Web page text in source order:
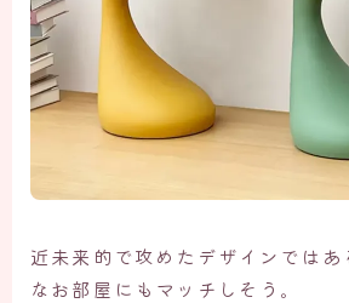
近未来的で攻めたデザインではあ
なお部屋にもマッチしそう。